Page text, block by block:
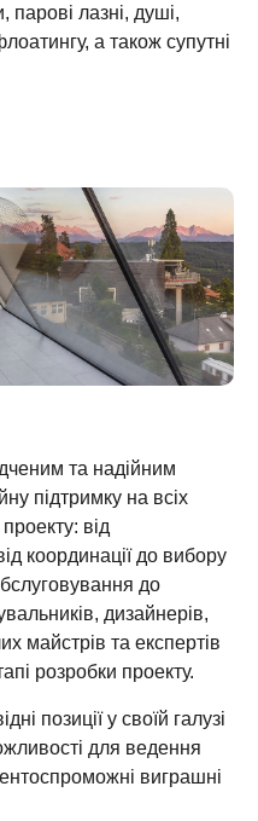
парові лазні, душі,
а також супутні
та надійним
підтримку на всіх
від
координації до вибору
до
дизайнерів,
майстрів та експертів
розробки проекту.
позиції у своїй галузі
для ведення
виграшні